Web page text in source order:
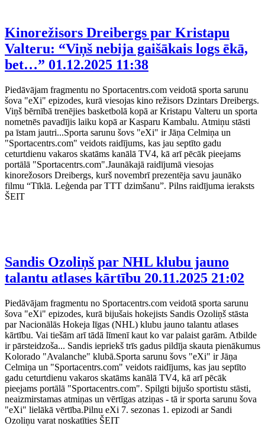
Kinorežisors Dreibergs par Kristapu
Valteru: “Viņš nebija gaišākais logs ēkā,
bet…” 01.12.2025 11:38
Piedāvājam fragmentu no Sportacentrs.com veidotā sporta sarunu
šova "eXi" epizodes, kurā viesojas kino režisors Dzintars Dreibergs.
Viņš bērnībā trenējies basketbolā kopā ar Kristapu Valteru un sporta
nometnēs pavadījis laiku kopā ar Kasparu Kambalu. Atmiņu stāsti
pa īstam jautri...Sporta sarunu šovs "eXi" ir Jāņa Celmiņa un
"Sportacentrs.com" veidots raidījums, kas jau septīto gadu
ceturtdienu vakaros skatāms kanālā TV4, kā arī pēcāk pieejams
portālā "Sportacentrs.com".Jaunākajā raidījumā viesojas
kinorežosors Dreibergs, kurš novembrī prezentēja savu jaunāko
filmu “Tīklā. Leģenda par TTT dzimšanu”. Pilns raidījuma ieraksts
ŠEIT
Sandis Ozoliņš par NHL klubu jauno
talantu atlases kārtību 20.11.2025 21:02
Piedāvājam fragmentu no Sportacentrs.com veidotā sporta sarunu
šova "eXi" epizodes, kurā bijušais hokejists Sandis Ozoliņš stāsta
par Nacionālās Hokeja līgas (NHL) klubu jauno talantu atlases
kārtību. Vai tiešām arī tādā līmenī kaut ko var palaist garām. Atbilde
ir pārsteidzoša... Sandis iepriekš trīs gadus pildīja skauta pienākumus
Kolorado "Avalanche" klubā.Sporta sarunu šovs "eXi" ir Jāņa
Celmiņa un "Sportacentrs.com" veidots raidījums, kas jau septīto
gadu ceturtdienu vakaros skatāms kanālā TV4, kā arī pēcāk
pieejams portālā "Sportacentrs.com". Spilgti bijušo sportistu stāsti,
neaizmirstamas atmiņas un vērtīgas atziņas - tā ir sporta sarunu šova
"eXi" lielākā vērtība.Pilnu eXi 7. sezonas 1. epizodi ar Sandi
Ozoliņu varat noskatīties ŠEIT